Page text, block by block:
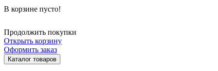
В корзине пусто!
Продолжить покупки
Открыть корзину
Оформить заказ
Каталог товаров